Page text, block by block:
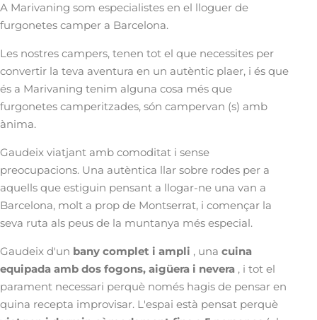
A Marivaning som especialistes en el lloguer de
furgonetes camper a Barcelona.
Les nostres campers, tenen tot el que necessites per
convertir la teva aventura en un autèntic plaer, i és que
és a Marivaning tenim alguna cosa més que
furgonetes camperitzades, són campervan (s) amb
ànima.
Gaudeix viatjant amb comoditat i sense
preocupacions. Una autèntica llar sobre rodes per a
aquells que estiguin pensant a llogar-ne una van a
Barcelona, ​​molt a prop de Montserrat, i començar la
seva ruta als peus de la muntanya més especial.
Gaudeix d'un bany complet i ampli , una cuina
equipada amb dos fogons, aigüera i nevera , i tot el
parament necessari perquè només hagis de pensar en
quina recepta improvisar. L'espai està pensat perquè